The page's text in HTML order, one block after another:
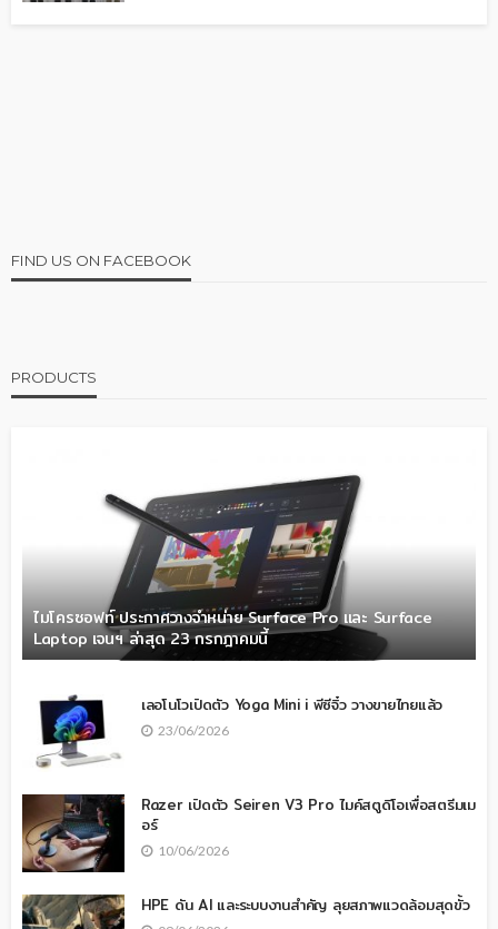
FIND US ON FACEBOOK
PRODUCTS
ไมโครซอฟท์ ประกาศวางจำหน่าย Surface Pro และ Surface
Laptop เจนฯ ล่าสุด 23 กรกฎาคมนี้
เลอโนโวเปิดตัว Yoga Mini i พีซีจิ๋ว วางขายไทยแล้ว
23/06/2026
Razer เปิดตัว Seiren V3 Pro ไมค์สตูดิโอเพื่อสตรีมเม
อร์
10/06/2026
HPE ดัน AI และระบบงานสำคัญ ลุยสภาพแวดล้อมสุดขั้ว